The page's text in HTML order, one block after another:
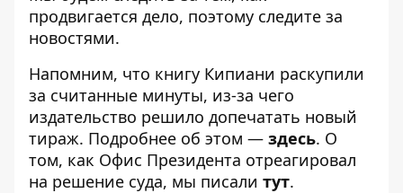
продвигается дело, поэтому следите за
новостями.
Напомним, что книгу Кипиани раскупили
за считанные минуты, из-за чего
издательство решило допечатать новый
тираж. Подробнее об этом — здесь. О
том, как Офис Президента отреагировал
на решение суда, мы писали тут.